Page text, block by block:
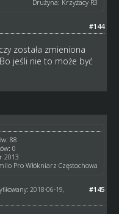
Drużyna: Krzyżacy R3
#144
została zmieniona
jeśli nie to może być
88
0
2013
Pro Włókniarz Częstochowa
#145
2018-06-19,